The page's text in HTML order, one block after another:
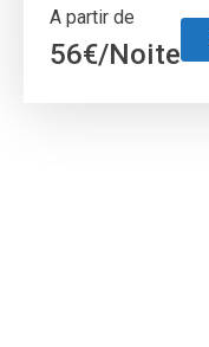
A partir de
56€/Noite